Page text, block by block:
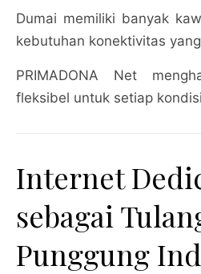
Dumai memiliki banyak
kebutuhan konektivitas
PRIMADONA Net
fleksibel untuk setiap
Internet
sebagai
Punggung